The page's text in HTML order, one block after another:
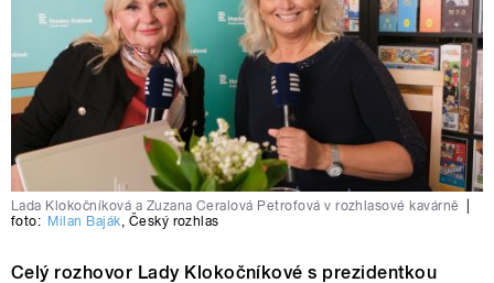
Lada Klokočníková a Zuzana Ceralová Petrofová v rozhlasové kavárně
foto: Milan Baják, Český rozhlas
Celý rozhovor Lady Klokočníkové s prezidentkou